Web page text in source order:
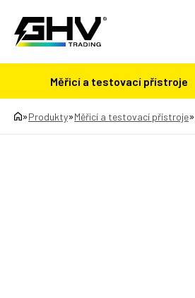
Měřicí a testovací přístroje
»Produkty»Měřicí a testovací přístroje»